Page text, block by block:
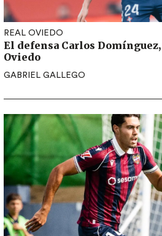
REAL OVIEDO
El defensa Carlos
Oviedo
GABRIEL GALLEGO